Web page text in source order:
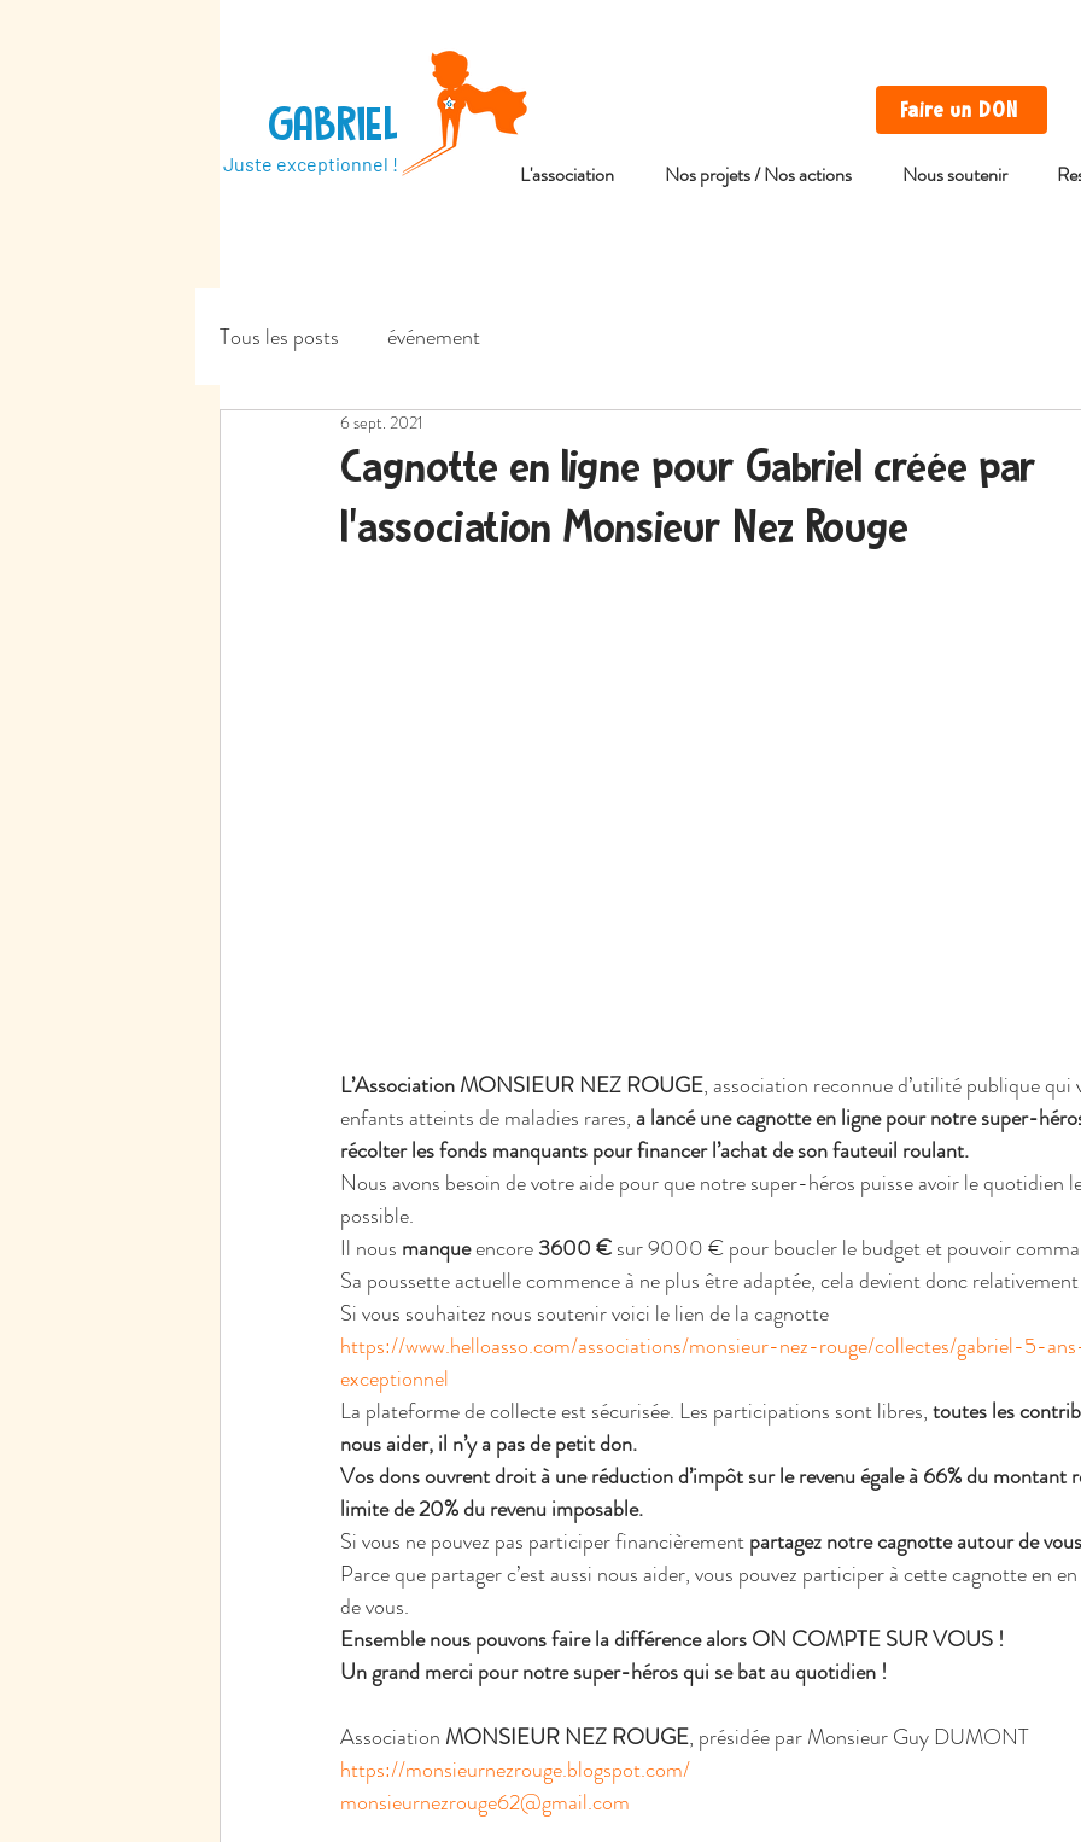
L'association Nos projets / Nos actions Nous soutenir
GABRIEL
Juste exceptionnel !
Faire un DON
Tous les posts événement
Cagnotte en ligne pour Gabriel créée par
l'association Monsieur Nez Rouge
6 sept. 2021
L’Association MONSIEUR NEZ ROUGE, association reconnue d’utilité publique
enfants atteints de maladies rares, a lancé une cagnotte en ligne pour notre super-
récolter les fonds manquants pour financer l’achat de son fauteuil roulant.
Nous avons besoin de votre aide pour que notre super-héros puisse avoir le quotidien
possible.
Il nous manque encore 3600 € sur 9000 € pour boucler le budget et pouvoir
Sa poussette actuelle commence à ne plus être adaptée, cela devient donc
Si vous souhaitez nous soutenir voici le lien de la cagnotte
https://www.helloasso.com/associations/monsieur-nez-rouge/collectes/gabriel-5-
exceptionnel
La plateforme de collecte est sécurisée. Les participations sont libres, toutes les
nous aider, il n’y a pas de petit don.
Vos dons ouvrent droit à une réduction d’impôt sur le revenu égale à 66% du montant
limite de 20% du revenu imposable.
Si vous ne pouvez pas participer financièrement partagez notre cagnotte autour de
Parce que partager c’est aussi nous aider, vous pouvez participer à cette cagnotte en
de vous.
Ensemble nous pouvons faire la différence alors ON COMPTE SUR VOUS !
Un grand merci pour notre super-héros qui se bat au quotidien !
Association MONSIEUR NEZ ROUGE, présidée par Monsieur Guy DUMONT
https://monsieurnezrouge.blogspot.com/
monsieurnezrouge62@gmail.com